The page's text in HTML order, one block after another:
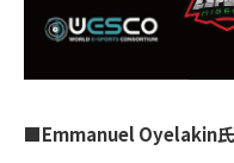
​■Emmanuel Oyelakin氏